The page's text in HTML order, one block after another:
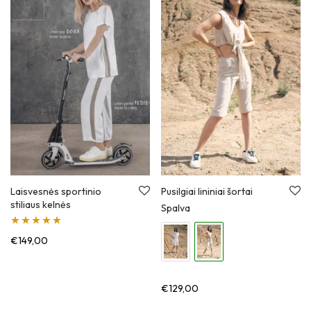
Laisvesnės sportinio
stiliaus kelnės
Įvertinimas:
€149,00
Pusilgiai lininiai šortai
Spalva
€129,00